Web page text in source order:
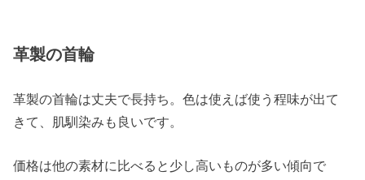
革製の首輪
革製の首輪は丈夫で長持ち。色は使えば使う程味が出て
きて、肌馴染みも良いです。
価格は他の素材に比べると少し高いものが多い傾向で